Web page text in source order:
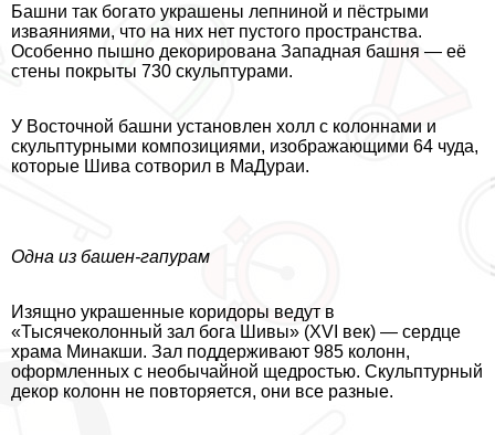
Башни так богато украшены лепниной и пёстрыми
изваяниями, что на них нет пустого прострaнcтва.
Особенно пышно декорирована Западная башня — её
стены покрыты 730 скульптурами.
У Восточной башни установлен холл с колоннами и
скульптурными композициями, изображающими 64 чуда,
которые Шива сотворил в МаДypaи.
Одна из башен-гапурам
Изящно украшенные коридоры ведут в
«Тысячеколонный зал бога Шивы» (XVI век) — сердце
храма Минакши. Зал поддерживают 985 колонн,
оформленных с необычайной щедростью. Скульптурный
декор колонн не повторяется, они все разные.